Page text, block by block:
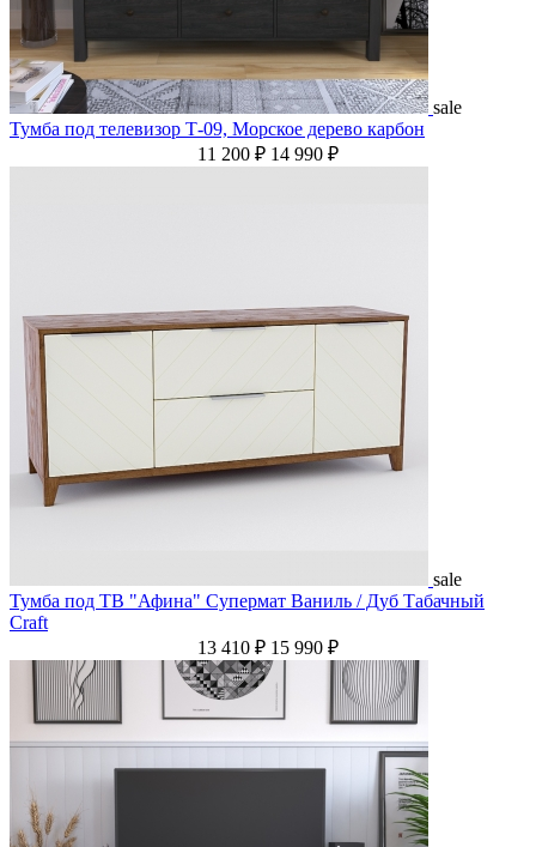
sale
Тумба под телевизор Т-09, Морское дерево карбон
11 200 ₽ 14 990 ₽
sale
Тумба под ТВ "Афина" Супермат Ваниль / Дуб Табачный
Craft
13 410 ₽ 15 990 ₽